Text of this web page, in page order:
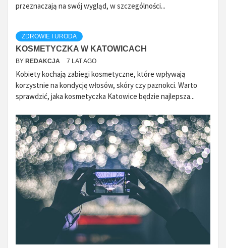
przeznaczają na swój wygląd, w szczególności...
ZDROWIE I URODA
KOSMETYCZKA W KATOWICACH
BY REDAKCJA 7 LAT AGO
Kobiety kochają zabiegi kosmetyczne, które wpływają
korzystnie na kondycję włosów, skóry czy paznokci. Warto
sprawdzić, jaka kosmetyczka Katowice będzie najlepsza...